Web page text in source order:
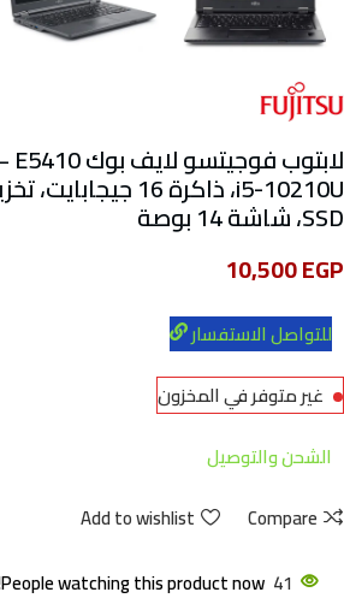
SSD، شاشة 14 بوصة
10,500EGP
للتواصل الاستفسار
غير متوفر في المخزون
الشحن والتوصيل
Compare
Add to wishlist
41
People watching this product now!